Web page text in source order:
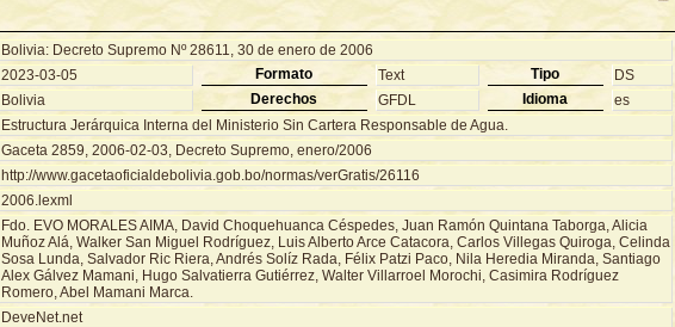
Bolivia: Decreto Supremo Nº 28611, 30 de enero de 2006
2023-03-05 Formato Text Tipo
DS
Bolivia Derechos GFDL Idioma
es
Estructura Jerárquica Interna del Ministerio Sin Cartera Responsable de Agua.
Gaceta 2859, 2006-02-03, Decreto Supremo, enero/2006
http://www.gacetaoficialdebolivia.gob.bo/normas/verGratis/26116
2006.lexml
Fdo. EVO MORALES AIMA, David Choquehuanca Céspedes, Juan Ramón Quintana Taborga, Alicia
Muñoz Alá, Walker San Miguel Rodríguez, Luis Alberto Arce Catacora, Carlos Villegas Quiroga, Celinda
Sosa Lunda, Salvador Ric Riera, Andrés Solíz Rada, Félix Patzi Paco, Nila Heredia Miranda, Santiago
Alex Gálvez Mamani, Hugo Salvatierra Gutiérrez, Walter Villarroel Morochi, Casimira Rodríguez
Romero, Abel Mamani Marca.
DeveNet.net